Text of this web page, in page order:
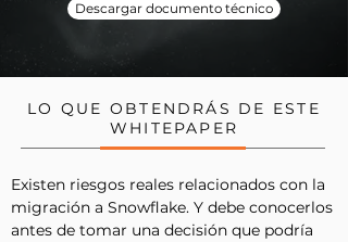
Descargar documento técnico
LO QUE OBTENDRÁS DE ESTE
WHITEPAPER
Existen riesgos reales relacionados con la
migración a Snowflake. Y debe conocerlos
antes de tomar una decisión que podría